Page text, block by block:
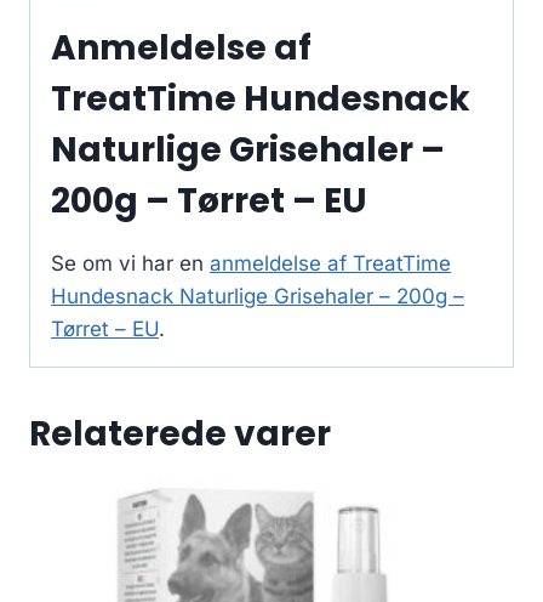
Anmeldelse af
TreatTime Hundesnack
Naturlige Grisehaler –
200g – Tørret – EU
Se om vi har en anmeldelse af TreatTime
Hundesnack Naturlige Grisehaler – 200g –
Tørret – EU.
Relaterede varer